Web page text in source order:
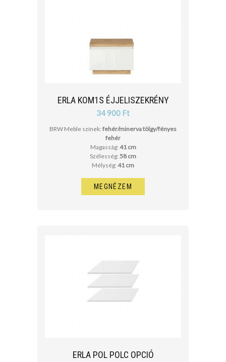
ERLA KOM1S ÉJJELISZEKRÉNY
34 900 Ft
BRW Meble színek: fehér/minerva tölgy/fényes
fehér
Magasság: 41 cm
Szélesség: 58 cm
Mélység: 41 cm
MEGNÉZEM
ERLA POL POLC OPCIÓ